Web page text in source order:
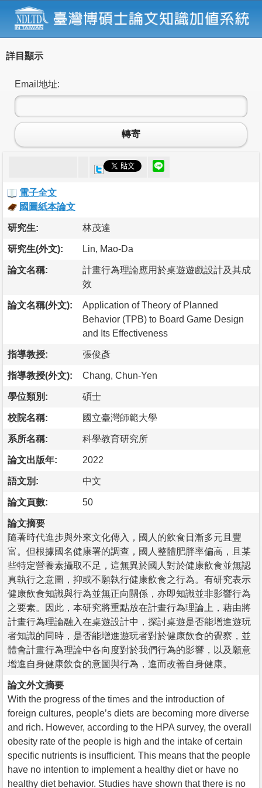
詳目顯示
Email地址:
轉寄
電子全文
國圖紙本論文
研究生: 林茂達
研究生(外文): Lin, Mao-Da
論文名稱:
計畫行為理論應用於桌遊遊戲設計及其成
效
論文名稱(外文):
Application of Theory of Planned
Behavior (TPB) to Board Game Design
and Its Effectiveness
指導教授: 張俊彥
指導教授(外文): Chang, Chun-Yen
學位類別: 碩士
校院名稱: 國立臺灣師範大學
系所名稱: 科學教育研究所
論文出版年: 2022
語文別: 中文
論文頁數: 50
論文摘要
隨著時代進步與外來文化傳入，國人的飲食日漸多元且豐
富。但根據國名健康署的調查，國人整體肥胖率偏高，且某
些特定營養素攝取不足，這無異於國人對於健康飲食並無認
真執行之意圖，抑或不願執行健康飲食之行為。有研究表示
健康飲食知識與行為並無正向關係，亦即知識並非影響行為
之要素。因此，本研究將重點放在計畫行為理論上，藉由將
計畫行為理論融入在桌遊設計中，探討桌遊是否能增進遊玩
者知識的同時，是否能增進遊玩者對於健康飲食的覺察，並
體會計畫行為理論中各向度對於我們行為的影響，以及願意
增進自身健康飲食的意圖與行為，進而改善自身健康。
論文外文摘要
With the progress of the times and the introduction of
foreign cultures, people’s diets are becoming more diverse
and rich. However, according to the HPA survey, the overall
obesity rate of the people is high and the intake of certain
specific nutrients is insufficient. This means that the people
have no intention to implement a healthy diet or have no
healthy diet behavior. Studies have shown that there is no